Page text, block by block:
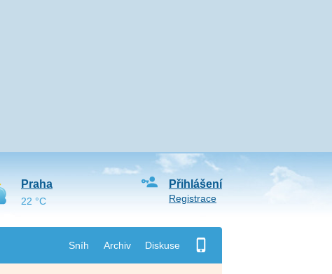
Sníh Archiv Diskuse
Přihlášení
Registrace
Praha
22 °C